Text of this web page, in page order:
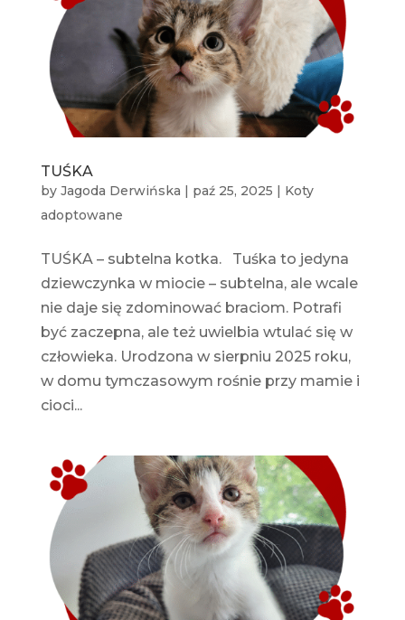
TUŚKA
by Jagoda Derwińska | paź 25, 2025 | Koty
adoptowane
TUŚKA – subtelna kotka. Tuśka to jedyna
dziewczynka w miocie – subtelna, ale wcale
nie daje się zdominować braciom. Potrafi
być zaczepna, ale też uwielbia wtulać się w
człowieka. Urodzona w sierpniu 2025 roku,
w domu tymczasowym rośnie przy mamie i
cioci...